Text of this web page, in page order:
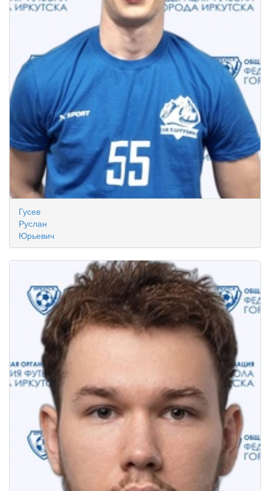
Гусев
Руслан
Юрьевич